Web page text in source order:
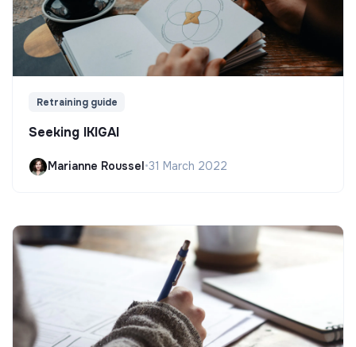
Retraining guide
Seeking IKIGAI
Marianne Roussel•31 March 2022